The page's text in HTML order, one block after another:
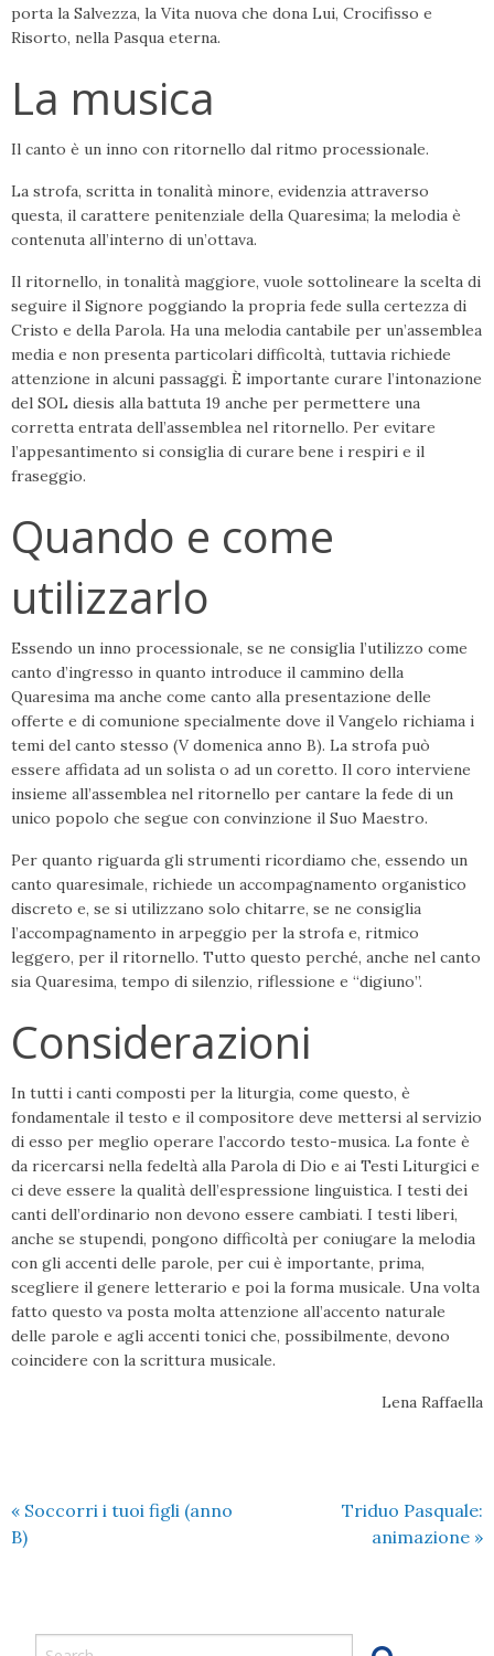
porta la Salvezza, la Vita nuova che dona Lui, Crocifisso e
Risorto, nella Pasqua eterna.
La musica
Il canto è un inno con ritornello dal ritmo processionale.
La strofa, scritta in tonalità minore, evidenzia attraverso
questa, il carattere penitenziale della Quaresima; la melodia è
contenuta all’interno di un’ottava.
Il ritornello, in tonalità maggiore, vuole sottolineare la scelta di
seguire il Signore poggiando la propria fede sulla certezza di
Cristo e della Parola. Ha una melodia cantabile per un’assemblea
media e non presenta particolari difficoltà, tuttavia richiede
attenzione in alcuni passaggi. È importante curare l’intonazione
del SOL diesis alla battuta 19 anche per permettere una
corretta entrata dell’assemblea nel ritornello. Per evitare
l’appesantimento si consiglia di curare bene i respiri e il
fraseggio.
Quando e come
utilizzarlo
Essendo un inno processionale, se ne consiglia l’utilizzo come
canto d’ingresso in quanto introduce il cammino della
Quaresima ma anche come canto alla presentazione delle
offerte e di comunione specialmente dove il Vangelo richiama i
temi del canto stesso (V domenica anno B). La strofa può
essere affidata ad un solista o ad un coretto. Il coro interviene
insieme all’assemblea nel ritornello per cantare la fede di un
unico popolo che segue con convinzione il Suo Maestro.
Per quanto riguarda gli strumenti ricordiamo che, essendo un
canto quaresimale, richiede un accompagnamento organistico
discreto e, se si utilizzano solo chitarre, se ne consiglia
l’accompagnamento in arpeggio per la strofa e, ritmico
leggero, per il ritornello. Tutto questo perché, anche nel canto
sia Quaresima, tempo di silenzio, riflessione e “digiuno”.
Considerazioni
In tutti i canti composti per la liturgia, come questo, è
fondamentale il testo e il compositore deve mettersi al servizio
di esso per meglio operare l’accordo testo-musica. La fonte è
da ricercarsi nella fedeltà alla Parola di Dio e ai Testi Liturgici e
ci deve essere la qualità dell’espressione linguistica. I testi dei
canti dell’ordinario non devono essere cambiati. I testi liberi,
anche se stupendi, pongono difficoltà per coniugare la melodia
con gli accenti delle parole, per cui è importante, prima,
scegliere il genere letterario e poi la forma musicale. Una volta
fatto questo va posta molta attenzione all’accento naturale
delle parole e agli accenti tonici che, possibilmente, devono
coincidere con la scrittura musicale.
Lena Raffaella
« Soccorri i tuoi figli (anno
B)
Triduo Pasquale:
animazione »